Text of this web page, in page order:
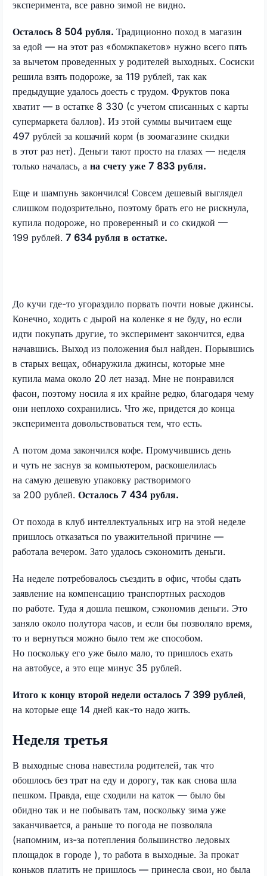
эксперимента, все равно зимой не видно.
Осталось 8 504 рубля. Традиционно поход в магазин
за едой — на этот раз «бомжпакетов» нужно всего пять
за вычетом проведенных у родителей выходных. Сосиски
решила взять подороже, за 119 рублей, так как
предыдущие удалось доесть с трудом. Фруктов пока
хватит — в остатке 8 330 (с учетом списанных с карты
супермаркета баллов). Из этой суммы вычитаем еще
497 рублей за кошачий корм (в зоомагазине скидки
в этот раз нет). Деньги тают просто на глазах — неделя
только началась, а на счету уже 7 833 рубля.
Еще и шампунь закончился! Совсем дешевый выглядел
слишком подозрительно, поэтому брать его не рискнула,
купила подороже, но проверенный и со скидкой —
199 рублей. 7 634 рубля в остатке.
До кучи где-то угораздило порвать почти новые джинсы.
Конечно, ходить с дырой на коленке я не буду, но если
идти покупать другие, то эксперимент закончится, едва
начавшись. Выход из положения был найден. Порывшись
в старых вещах, обнаружила джинсы, которые мне
купила мама около 20 лет назад. Мне не понравился
фасон, поэтому носила я их крайне редко, благодаря чему
они неплохо сохранились. Что же, придется до конца
эксперимента довольствоваться тем, что есть.
А потом дома закончился кофе. Промучившись день
и чуть не заснув за компьютером, раскошелилась
на самую дешевую упаковку растворимого
за 200 рублей. Осталось 7 434 рубля.
От похода в клуб интеллектуальных игр на этой неделе
пришлось отказаться по уважительной причине —
работала вечером. Зато удалось сэкономить деньги.
На неделе потребовалось съездить в офис, чтобы сдать
заявление на компенсацию транспортных расходов
по работе. Туда я дошла пешком, сэкономив деньги. Это
заняло около полутора часов, и если бы позволяло время,
то и вернуться можно было тем же способом.
Но поскольку его уже было мало, то пришлось ехать
на автобусе, а это еще минус 35 рублей.
Итого к концу второй недели осталось 7 399 рублей,
на которые еще 14 дней как-то надо жить.
Неделя третья
В выходные снова навестила родителей, так что
обошлось без трат на еду и дорогу, так как снова шла
пешком. Правда, еще сходили на каток — было бы
обидно так и не побывать там, поскольку зима уже
заканчивается, а раньше то погода не позволяла
(напомним, из-за потепления большинство ледовых
площадок в городе ), то работа в выходные. За прокат
коньков платить не пришлось — принесла свои, но была